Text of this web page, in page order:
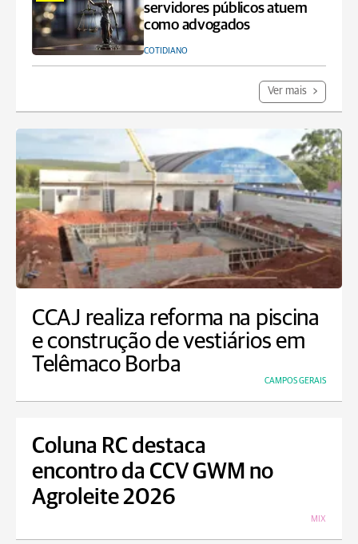
servidores públicos atuem
como advogados
COTIDIANO
Ver mais
CCAJ realiza reforma na piscina
e construção de vestiários em
Telêmaco Borba
CAMPOS GERAIS
Coluna RC destaca
encontro da CCV GWM no
Agroleite 2026
MIX